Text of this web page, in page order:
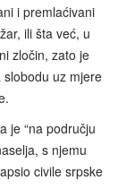
i premlaćivani
ili šta već, u
zločin, zato je
uz mjere
je “na području
s njemu
civile srpske